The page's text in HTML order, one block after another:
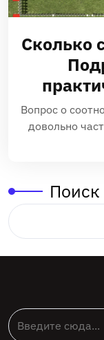
Сколько
Вопрос о
довольно
Поиск